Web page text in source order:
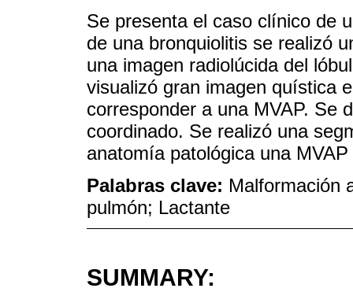
Se presenta el caso clínico de
de una bronquiolitis se realizó
una imagen radiolúcida del
visualizó gran imagen quística
corresponder a una MVAP. Se
coordinado. Se realizó una
anatomía patológica una
Palabras clave: Malformación
pulmón; Lactante
SUMMARY: